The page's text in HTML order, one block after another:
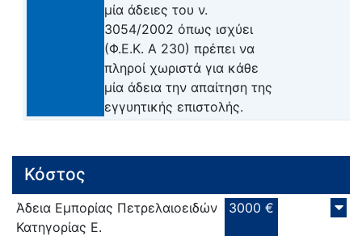
μία άδειες του ν.
3054/2002 όπως ισχύει
(Φ.Ε.Κ. Α 230) πρέπει να
πληροί χωριστά για κάθε
μία άδεια την απαίτηση της
εγγυητικής επιστολής.
Κόστος
Άδεια Εμπορίας Πετρελαιοειδών
Κατηγορίας Ε.
3000 €